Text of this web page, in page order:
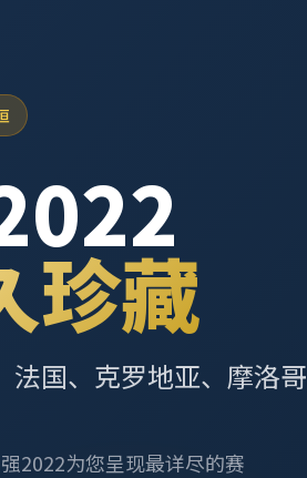
珍藏
法国、克罗地亚、摩洛哥
2022为您呈现最详尽的赛